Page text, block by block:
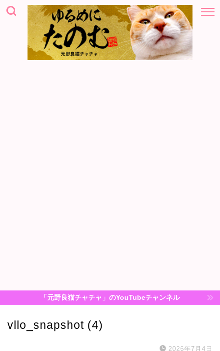
「元野良猫チャチャ」のYouTubeチャンネル
vllo_snapshot (4)
2026年7月4日